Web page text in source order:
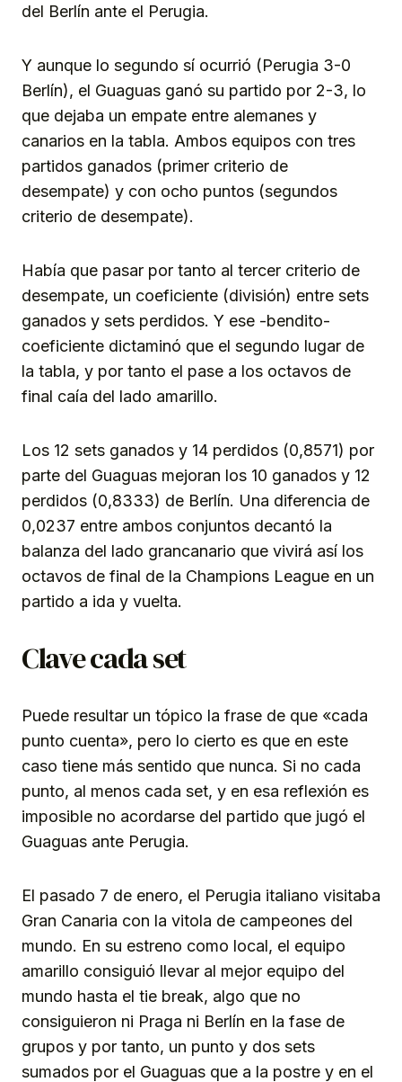
del Berlín ante el Perugia.
Y aunque lo segundo sí ocurrió (Perugia 3-0
Berlín), el Guaguas ganó su partido por 2-3, lo
que dejaba un empate entre alemanes y
canarios en la tabla. Ambos equipos con tres
partidos ganados (primer criterio de
desempate) y con ocho puntos (segundos
criterio de desempate).
Había que pasar por tanto al tercer criterio de
desempate, un coeficiente (división) entre sets
ganados y sets perdidos. Y ese -bendito-
coeficiente dictaminó que el segundo lugar de
la tabla, y por tanto el pase a los octavos de
final caía del lado amarillo.
Los 12 sets ganados y 14 perdidos (0,8571) por
parte del Guaguas mejoran los 10 ganados y 12
perdidos (0,8333) de Berlín. Una diferencia de
0,0237 entre ambos conjuntos decantó la
balanza del lado grancanario que vivirá así los
octavos de final de la Champions League en un
partido a ida y vuelta.
Clave cada set
Puede resultar un tópico la frase de que «cada
punto cuenta», pero lo cierto es que en este
caso tiene más sentido que nunca. Si no cada
punto, al menos cada set, y en esa reflexión es
imposible no acordarse del partido que jugó el
Guaguas ante Perugia.
El pasado 7 de enero, el Perugia italiano visitaba
Gran Canaria con la vitola de campeones del
mundo. En su estreno como local, el equipo
amarillo consiguió llevar al mejor equipo del
mundo hasta el tie break, algo que no
consiguieron ni Praga ni Berlín en la fase de
grupos y por tanto, un punto y dos sets
sumados por el Guaguas que a la postre y en el